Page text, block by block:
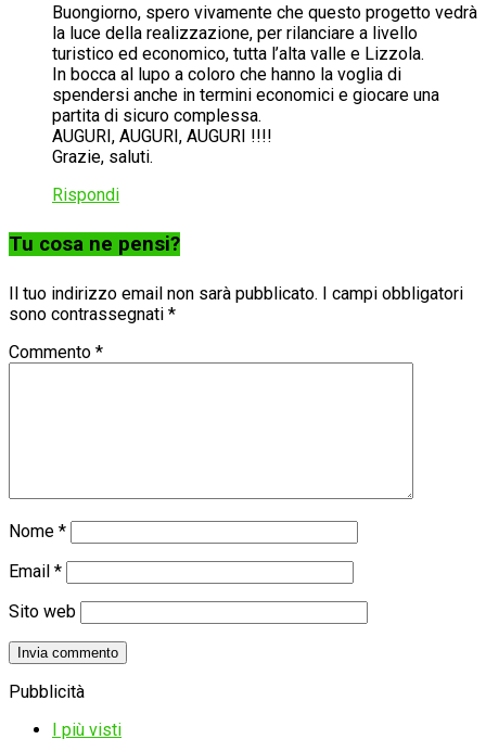
Buongiorno, spero vivamente che questo progetto vedrà
la luce della realizzazione, per rilanciare a livello
turistico ed economico, tutta l’alta valle e Lizzola.
In bocca al lupo a coloro che hanno la voglia di
spendersi anche in termini economici e giocare una
partita di sicuro complessa.
AUGURI, AUGURI, AUGURI !!!!
Grazie, saluti.
Rispondi
Tu cosa ne pensi?
Il tuo indirizzo email non sarà pubblicato. I campi obbligatori
sono contrassegnati *
Commento *
Nome *
Email *
Sito web
Pubblicità
I più visti